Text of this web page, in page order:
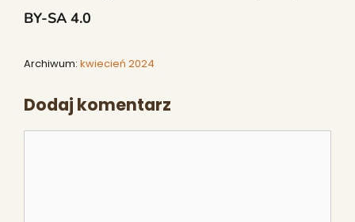
BY-SA 4.0
Archiwum: kwiecień 2024
Dodaj komentarz